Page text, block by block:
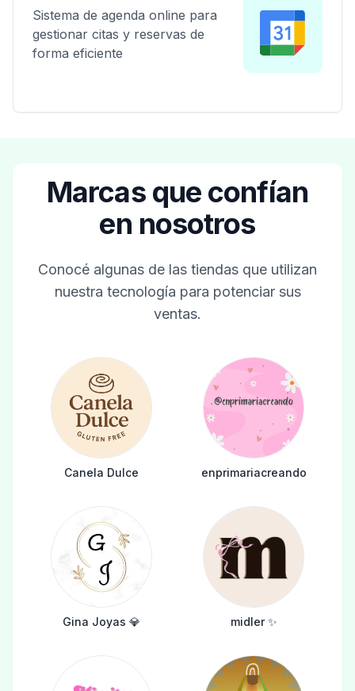
Centraliza todos tus enlaces y
contenido en un solo lugar
Marcas que confían
en nosotros
Conocé algunas de las tiendas que utilizan
nuestra tecnología para potenciar sus
ventas.
Canela Dulce enprimariacreando
Gina Joyas 💎 midler ✨️